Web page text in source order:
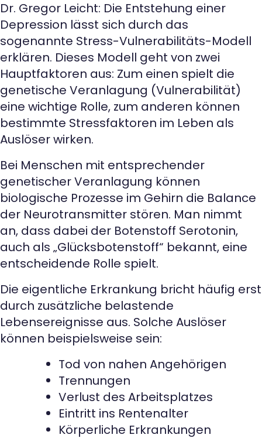
Dr. Gregor Leicht: Die Entstehung einer
Depression lässt sich durch das
sogenannte Stress-Vulnerabilitäts-Modell
erklären. Dieses Modell geht von zwei
Hauptfaktoren aus: Zum einen spielt die
genetische Veranlagung (Vulnerabilität)
eine wichtige Rolle, zum anderen können
bestimmte Stressfaktoren im Leben als
Auslöser wirken.
Bei Menschen mit entsprechender
genetischer Veranlagung können
biologische Prozesse im Gehirn die Balance
der Neurotransmitter stören. Man nimmt
an, dass dabei der Botenstoff Serotonin,
auch als „Glücksbotenstoff“ bekannt, eine
entscheidende Rolle spielt.
Die eigentliche Erkrankung bricht häufig erst
durch zusätzliche belastende
Lebensereignisse aus. Solche Auslöser
können beispielsweise sein:
Tod von nahen Angehörigen
Trennungen
Verlust des Arbeitsplatzes
Eintritt ins Rentenalter
Körperliche Erkrankungen